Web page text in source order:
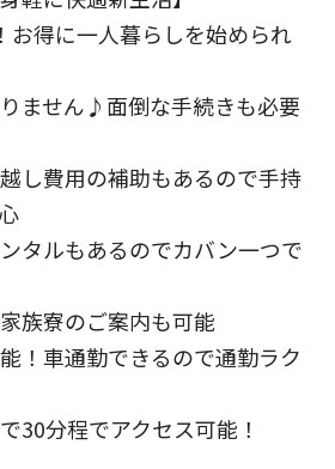
得に一人暮らしを始められ
ません♪面倒な手続きも必要
し費用の補助もあるので手持
タルもあるのでカバン一つで
族寮のご案内も可能
！車通勤できるので通勤ラク
30分程でアクセス可能！